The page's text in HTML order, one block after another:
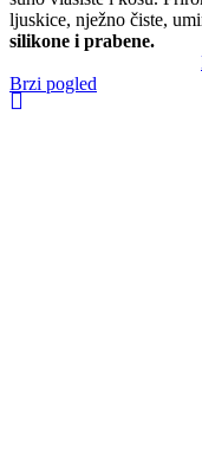
ljuskice, nježno čiste,
silikone i prabene.
Brzi pogled